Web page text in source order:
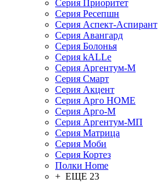
Серия Приоритет
Серия Ресепшн
Серия Аспект-Аспирант
Серия Авангард
Серия Болонья
Серия kALLe
Серия Аргентум-М
Серия Смарт
Серия Акцент
Серия Арго HOME
Серия Арго-М
Серия Аргентум-МП
Серия Матрица
Серия Моби
Серия Кортез
Полки Home
+ ЕЩЕ 23